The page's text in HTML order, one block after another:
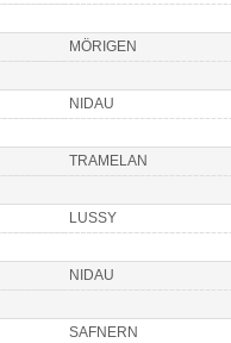
MÖRIGEN
NIDAU
TRAMELAN
LUSSY
NIDAU
SAFNERN